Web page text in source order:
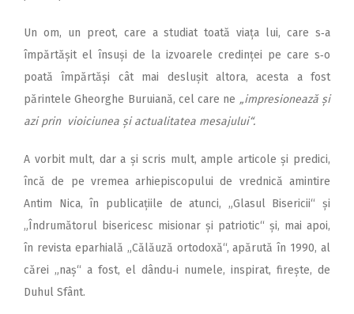
Un om, un preot, care a studiat toată viața lui, care s‑a
împărtășit el însuși de la izvoarele credinței pe care s‑o
poată împărtăși cât mai deslușit altora, acesta a fost
părintele Gheorghe Buruiană, cel care ne „impresionează și
azi prin vioiciunea și actualitatea mesajului“.
A vorbit mult, dar a și scris mult, ample articole și predici,
încă de pe vremea arhiepiscopului de vrednică amintire
Antim Nica, în publicațiile de atunci, „Glasul Bisericii“ și
„Îndrumătorul bisericesc misionar și patriotic“ și, mai apoi,
în revista eparhială „Călăuză ortodoxă“, apărută în 1990, al
cărei „naș“ a fost, el dându‑i numele, inspirat, firește, de
Duhul Sfânt.